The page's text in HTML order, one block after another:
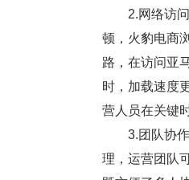
2.网络访问
顿，火豹电商
路，在访问亚
时，加载速度
营人员在关键
3.团队协作
理，运营团队